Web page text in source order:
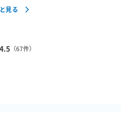
好立地です！
ち帰りいただくようお願いいた
時間や、他の参加者が来場する
応させていただきます。）
見る
4.5 （67件）